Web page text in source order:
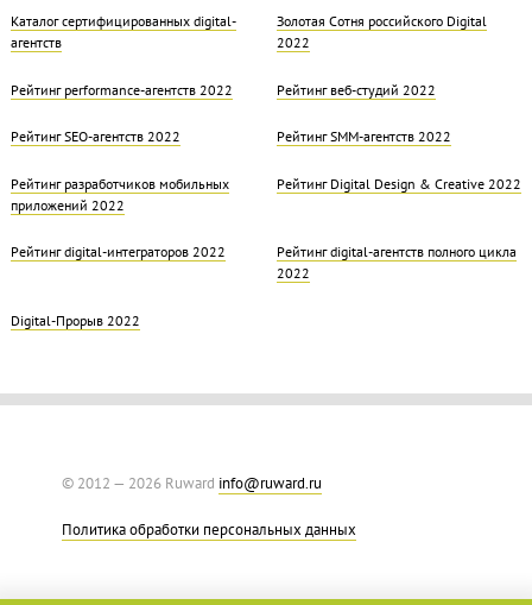
Каталог сертифицированных digital-
агентств
Золотая Cотня российского Digital
2022
Рейтинг performance-агентств 2022 Рейтинг веб-студий 2022
Рейтинг SEO-агентств 2022 Рейтинг SMM-агентств 2022
Рейтинг разработчиков мобильных
приложений 2022
Рейтинг Digital Design & Creative 2022
Рейтинг digital-интеграторов 2022
Рейтинг digital-агентств полного цикла
2022
Digital-Прорыв 2022
© 2012 — 2026 Ruward info@ruward.ru
Политика обработки персональных данных